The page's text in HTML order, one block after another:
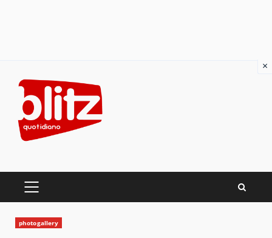
content
PRIMARY
photogallery
×